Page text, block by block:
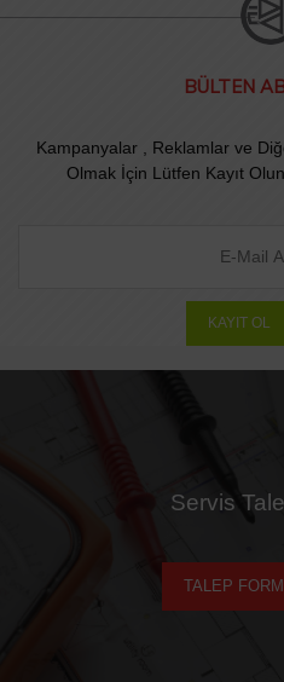
BÜLTEN
Kampanyalar , Reklamlar ve
Olmak İçin Lütfen Kayıt
KAYIT OL
Servis
TALEP